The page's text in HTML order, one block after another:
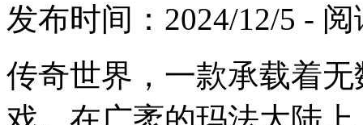
发布时间：2024/12/5 -
传奇世界，一款承载着